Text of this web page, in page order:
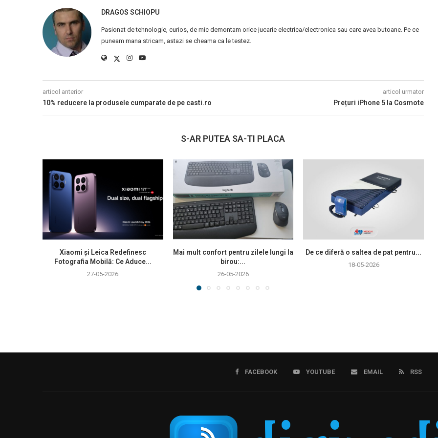
DRAGOS SCHIOPU
Pasionat de tehnologie, curios, de mic demontam orice jucarie electrica/electronica sau care avea butoane. Pe ce
puneam mana stricam, astazi se cheama ca le testez.
articol anterior
10% reducere la produsele cumparate de pe casti.ro
articol urmator
Prețuri iPhone 5 la Cosmote
S-AR PUTEA SA-TI PLACA
Xiaomi și Leica Redefinesc
Fotografia Mobilă: Ce Aduce...
27-05-2026
Mai mult confort pentru zilele lungi la
birou:...
26-05-2026
De ce diferă o saltea de pat pentru...
18-05-2026
FACEBOOK YOUTUBE EMAIL RSS